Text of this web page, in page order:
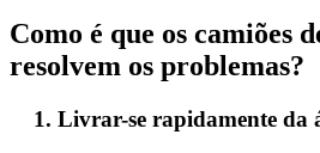
Como é que os camiões
resolvem os problemas?
Livrar-se rapidamente da